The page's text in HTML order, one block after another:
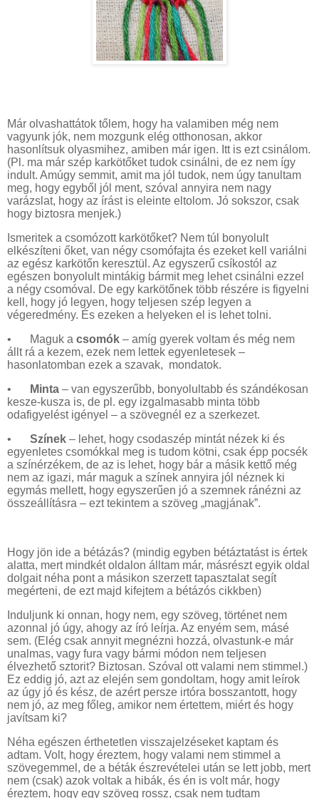
Már olvashattátok tőlem, hogy ha valamiben még nem
vagyunk jók, nem mozgunk elég otthonosan, akkor
hasonlítsuk olyasmihez, amiben már igen. Itt is ezt csinálom.
(Pl. ma már szép karkötőket tudok csinálni, de ez nem így
indult. Amúgy semmit, amit ma jól tudok, nem úgy tanultam
meg, hogy egyből jól ment, szóval annyira nem nagy
varázslat, hogy az írást is eleinte eltolom. Jó sokszor, csak
hogy biztosra menjek.)
Ismeritek a csomózott karkötőket? Nem túl bonyolult
elkészíteni őket, van négy csomófajta és ezeket kell variálni
az egész karkötőn keresztül. Az egyszerű csíkostól az
egészen bonyolult mintákig bármit meg lehet csinálni ezzel
a négy csomóval. De egy karkötőnek több részére is figyelni
kell, hogy jó legyen, hogy teljesen szép legyen a
végeredmény. És ezeken a helyeken el is lehet tolni.
•
Maguk a csomók – amíg gyerek voltam és még nem
állt rá a kezem, ezek nem lettek egyenletesek –
hasonlatomban ezek a szavak, mondatok.
•
Minta – van egyszerűbb, bonyolultabb és szándékosan
kesze-kusza is, de pl. egy izgalmasabb minta több
odafigyelést igényel – a szövegnél ez a szerkezet.
•
Színek – lehet, hogy csodaszép mintát nézek ki és
egyenletes csomókkal meg is tudom kötni, csak épp pocsék
a színérzékem, de az is lehet, hogy bár a másik kettő még
nem az igazi, már maguk a színek annyira jól néznek ki
egymás mellett, hogy egyszerűen jó a szemnek ránézni az
összeállításra – ezt tekintem a szöveg „magjának”.
Hogy jön ide a bétázás? (mindig egyben bétáztatást is értek
alatta, mert mindkét oldalon álltam már, másrészt egyik oldal
dolgait néha pont a másikon szerzett tapasztalat segít
megérteni, de ezt majd kifejtem a bétázós cikkben)
Induljunk ki onnan, hogy nem, egy szöveg, történet nem
azonnal jó úgy, ahogy az író leírja. Az enyém sem, másé
sem. (Elég csak annyit megnézni hozzá, olvastunk-e már
unalmas, vagy fura vagy bármi módon nem teljesen
élvezhető sztorit? Biztosan. Szóval ott valami nem stimmel.)
Ez eddig jó, azt az elején sem gondoltam, hogy amit leírok
az úgy jó és kész, de azért persze irtóra bosszantott, hogy
nem jó, az meg főleg, amikor nem értettem, miért és hogy
javítsam ki?
Néha egészen érthetetlen visszajelzéseket kaptam és
adtam. Volt, hogy éreztem, hogy valami nem stimmel a
szövegemmel, de a béták észrevételei után se lett jobb, mert
nem (csak) azok voltak a hibák, és én is volt már, hogy
éreztem, hogy egy szöveg rossz, csak nem tudtam